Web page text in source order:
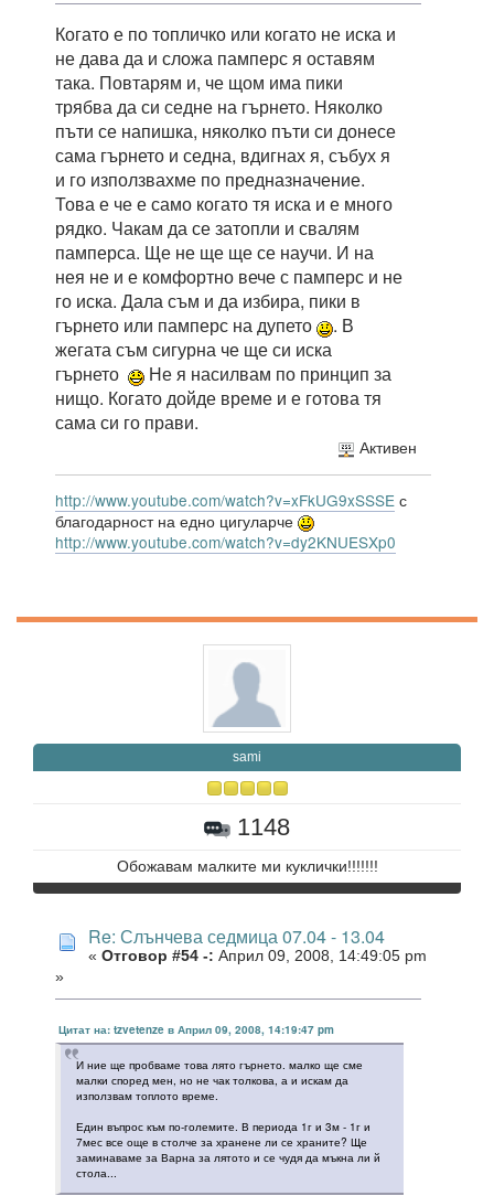
Когато е по топличко или когато не иска и
не дава да и сложа памперс я оставям
така. Повтарям и, че щом има пики
трябва да си седне на гърнето. Няколко
пъти се напишка, няколко пъти си донесе
сама гърнето и седна, вдигнах я, събух я
и го използвахме по предназначение.
Това е че е само когато тя иска и е много
рядко. Чакам да се затопли и свалям
памперса. Ще не ще ще се научи. И на
нея не и е комфортно вече с памперс и не
го иска. Дала съм и да избира, пики в
гърнето или памперс на дупето
. В
жегата съм сигурна че ще си иска
гърнето
Не я насилвам по принцип за
нищо. Когато дойде време и е готова тя
сама си го прави.
Активен
http://www.youtube.com/watch?v=xFkUG9xSSSE с
благодарност на едно цигуларче
http://www.youtube.com/watch?v=dy2KNUESXp0
sami
1148
Обожавам малките ми куклички!!!!!!!
Re: Слънчева седмица 07.04 - 13.04
« Отговор #54 -: Април 09, 2008, 14:49:05 pm
»
Цитат на: tzvetenze в Април 09, 2008, 14:19:47 pm
И ние ще пробваме това лято гърнето. малко ще сме
малки според мен, но не чак толкова, а и искам да
използвам топлото време.
Един въпрос към по-големите. В периода 1г и 3м - 1г и
7мес все още в столче за хранене ли се храните? Ще
заминаваме за Варна за лятото и се чудя да мъкна ли й
стола...